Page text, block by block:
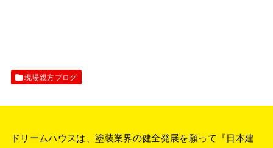
現場親方ブログ
ドリームハウスは、塗装業界の健全発展を願って『 日本建